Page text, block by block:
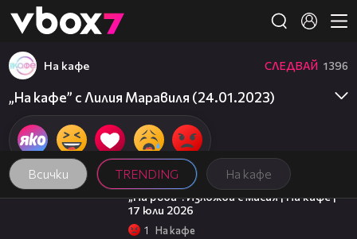
👾
Всички TRENDING На кафе
На кафе СЛЕДВАЙ 1396
„На кафе” с Лилия Маравиля (24.01.2023)
09:09
„На ръба“: Изложба с мисия | На кафе |
17 юли 2026
1 На кафе